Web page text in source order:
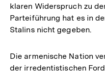
klaren Widerspruch zu
Parteiführung hat es in
Stalins nicht gegeben.
Die armenische Nation
der irredentistischen